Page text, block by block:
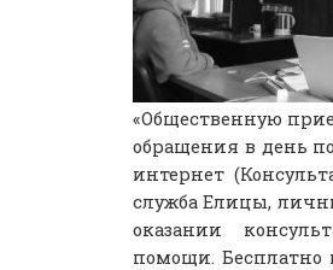
«Общественную
обращения в день
интернет
служба Елицы,
оказании
помощи.